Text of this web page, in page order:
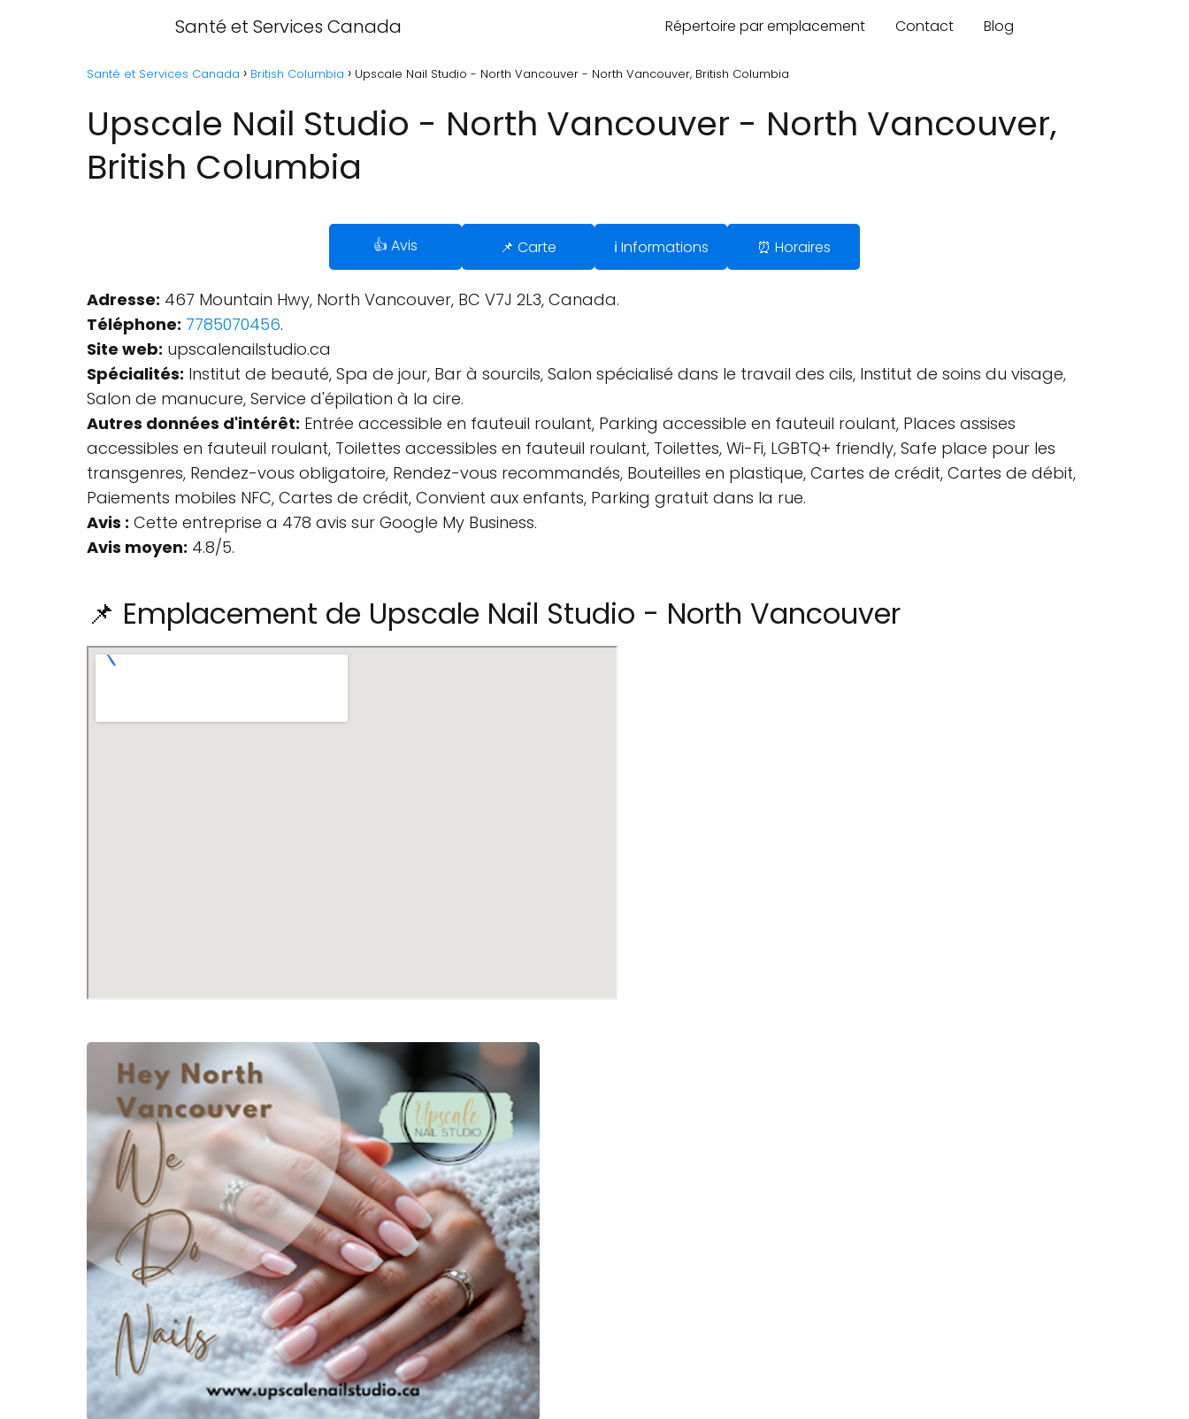
Santé et Services Canada Répertoire par emplacement Contact Blog
Santé et Services Canada British Columbia Upscale Nail Studio - North Vancouver - North Vancouver, British Columbia
Upscale Nail Studio - North Vancouver - North Vancouver,
British Columbia
👍 Avis 📌 Carte ℹ️ Informations ⏰ Horaires
Adresse: 467 Mountain Hwy, North Vancouver, BC V7J 2L3, Canada.
Téléphone: 7785070456.
Site web: upscalenailstudio.ca
Spécialités: Institut de beauté, Spa de jour, Bar à sourcils, Salon spécialisé dans le travail des cils, Institut de soins du visage,
Salon de manucure, Service d'épilation à la cire.
Autres données d'intérêt: Entrée accessible en fauteuil roulant, Parking accessible en fauteuil roulant, Places assises
accessibles en fauteuil roulant, Toilettes accessibles en fauteuil roulant, Toilettes, Wi-Fi, LGBTQ+ friendly, Safe place pour les
transgenres, Rendez-vous obligatoire, Rendez-vous recommandés, Bouteilles en plastique, Cartes de crédit, Cartes de débit,
Paiements mobiles NFC, Cartes de crédit, Convient aux enfants, Parking gratuit dans la rue.
Avis : Cette entreprise a 478 avis sur Google My Business.
Avis moyen: 4.8/5.
📌 Emplacement de Upscale Nail Studio - North Vancouver